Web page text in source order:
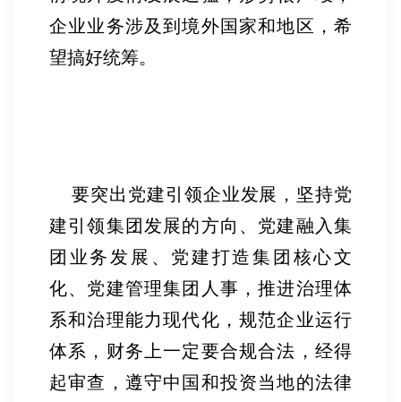
企业业务涉及到境外国家和地区，希
望搞好统筹。
要突出党建引领企业发展，坚持党
建引领集团发展的方向、党建融入集
团业务发展、党建打造集团核心文
化、党建管理集团人事，推进治理体
系和治理能力现代化，规范企业运行
体系，财务上一定要合规合法，经得
起审查，遵守中国和投资当地的法律